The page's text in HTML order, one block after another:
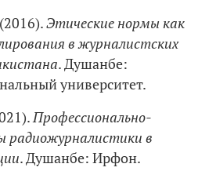
Этические нормы как
в журналистских
. Душанбе:
университет.
Профессионально-
радиожурналистики в
. Душанбе: Ирфон.